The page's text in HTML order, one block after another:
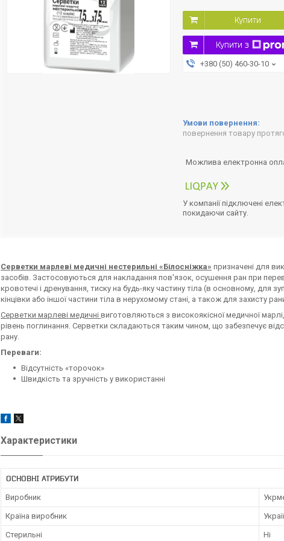
Купити
Купити з
+380 (50) 460-30-10
повернення товару
У компанії підключені
покидаючи сайту.
Серветки марлеві медичні нестерильні «Білосніжка» призначені для
засобів. Застосовуються для накладання пов'язок, осушення ран при
кровотечі і дренування, тиску на будь-яку частину тіла (в основному, для
кінцівки або іншої частини тіла в нерухомому стані, а також для захисту
Серветки марлеві медичні виготовляються з високоякісної медичної
рівень поглинання. Серветки складаються таким чином, що забезпечує
рану.
Переваги:
Відсутність «торочок»
Швидкість та зручність у використанні
Характеристики
ОСНОВНІ АТРИБУТИ
Виробник
Країна виробник
Стерильні Ні